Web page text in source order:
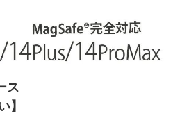
ス
】